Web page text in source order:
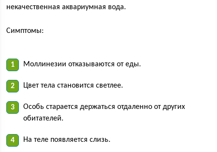
некачественная аквариумная вода.
Симптомы:
Моллинезии отказываются от еды.
Цвет тела становится светлее.
Особь старается держаться отдаленно от других
обитателей.
На теле появляется слизь.